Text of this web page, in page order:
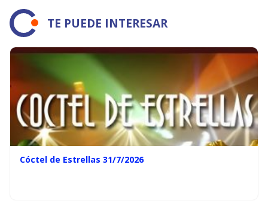
TE PUEDE INTERESAR
Cóctel de Estrellas 31/7/2026